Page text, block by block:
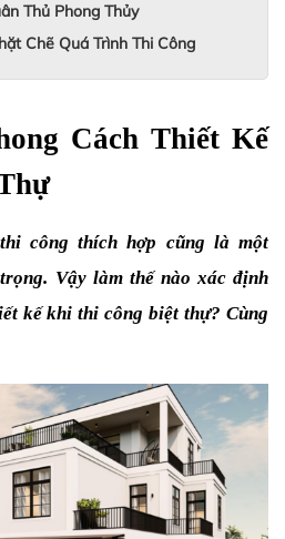
Thủ Phong Thủy
Chẽ Quá Trình Thi Công
Cách Thiết Kế
công thích hợp cũng là một
Vậy làm thế nào xác định
kế khi thi công biệt thự? Cùng